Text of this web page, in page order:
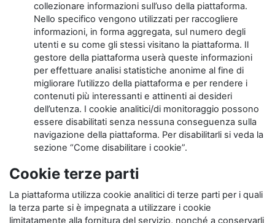
collezionare informazioni sull’uso della piattaforma.
Nello specifico vengono utilizzati per raccogliere
informazioni, in forma aggregata, sul numero degli
utenti e su come gli stessi visitano la piattaforma. Il
gestore della piattaforma userà queste informazioni
per effettuare analisi statistiche anonime al fine di
migliorare l’utilizzo della piattaforma e per rendere i
contenuti più interessanti e attinenti ai desideri
dell’utenza. I cookie analitici/di monitoraggio possono
essere disabilitati senza nessuna conseguenza sulla
navigazione della piattaforma. Per disabilitarli si veda la
sezione “Come disabilitare i cookie”.
Cookie terze parti
La piattaforma utilizza cookie analitici di terze parti per i quali
la terza parte si è impegnata a utilizzare i cookie
limitatamente alla fornitura del servizio, nonché a conservarli